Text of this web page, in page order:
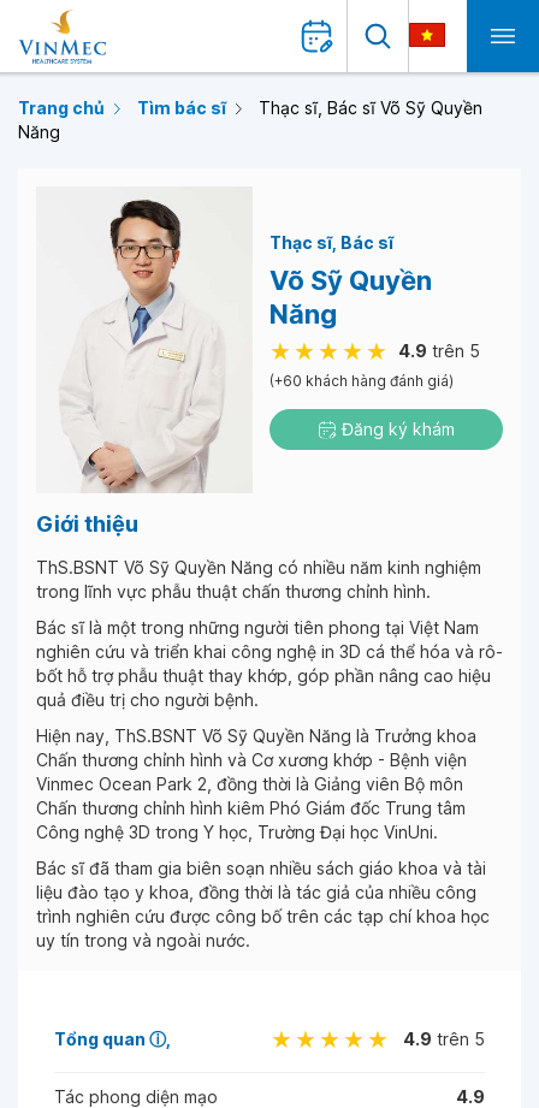
Trang chủ Tìm bác sĩ
Thạc sĩ, Bác sĩ Võ Sỹ Quyền
Năng
Thạc sĩ Bác sĩ
Võ Sỹ Quyền
Năng
4.9 trên 5
(+60 khách hàng đánh giá)
Đăng ký khám
Giới thiệu
ThS.BSNT Võ Sỹ Quyền Năng có nhiều năm kinh nghiệm
trong lĩnh vực phẫu thuật chấn thương chỉnh hình.
Bác sĩ là một trong những người tiên phong tại Việt Nam
nghiên cứu và triển khai công nghệ in 3D cá thể hóa và rô-
bốt hỗ trợ phẫu thuật thay khớp, góp phần nâng cao hiệu
quả điều trị cho người bệnh.
Hiện nay, ThS.BSNT Võ Sỹ Quyền Năng là Trưởng khoa
Chấn thương chỉnh hình và Cơ xương khớp - Bệnh viện
Vinmec Ocean Park 2, đồng thời là Giảng viên Bộ môn
Chấn thương chỉnh hình kiêm Phó Giám đốc Trung tâm
Công nghệ 3D trong Y học, Trường Đại học VinUni.
Bác sĩ đã tham gia biên soạn nhiều sách giáo khoa và tài
liệu đào tạo y khoa, đồng thời là tác giả của nhiều công
trình nghiên cứu được công bố trên các tạp chí khoa học
uy tín trong và ngoài nước.
Tổng quan ⓘ 4.9 trên 5
Tác phong diện mạo 4.9